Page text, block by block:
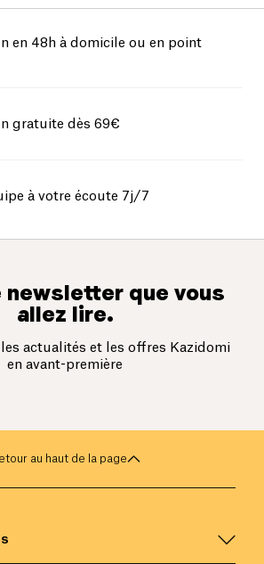
en 48h à domicile ou en point
gratuite dès 69€
à votre écoute 7j/7
newsletter que vous
allez lire.
les actualités et les offres Kazidomi
en avant-première
au haut de la page